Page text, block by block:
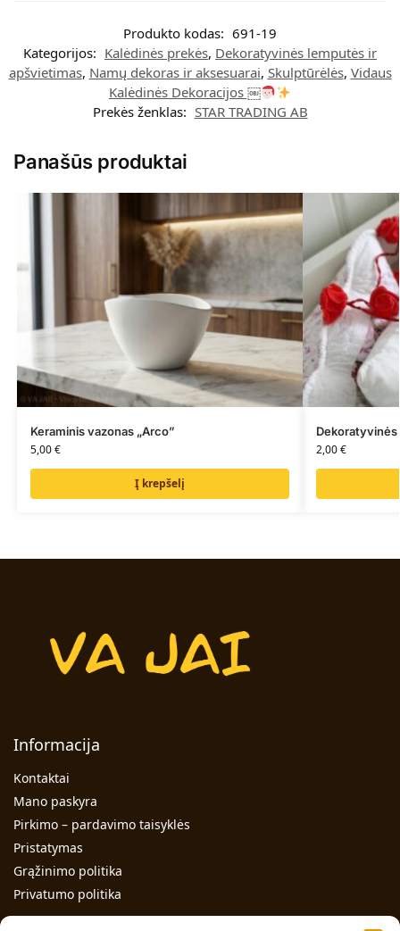
Produkto kodas: 691-19
Kategorijos: Kalėdinės prekės, Dekoratyvinės lemputės ir
apšvietimas, Namų dekoras ir aksesuarai, Skulptūrėlės, Vidaus
Kalėdinės Dekoracijos ￼
Prekės ženklas: STAR TRADING AB
Panašūs produktai
Keraminis vazonas „Arco”
5,00€
Į krepšelį
Dekoratyvinės
2,00€
Informacija
Kontaktai
Mano paskyra
Pirkimo – pardavimo taisyklės
Pristatymas
Grąžinimo politika
Privatumo politika